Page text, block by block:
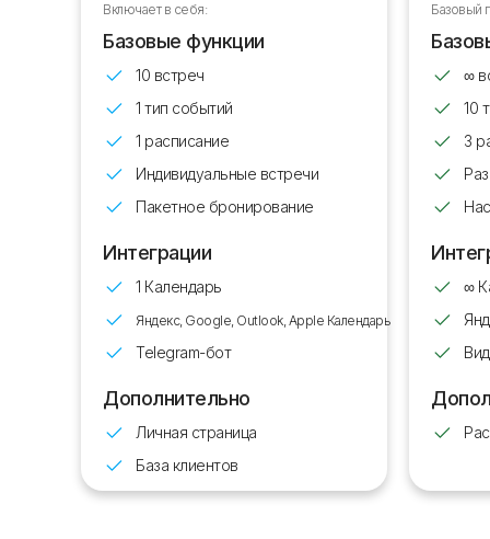
Включает в себя:
10 встреч
1 расписание
1 Календарь
Яндекс, Google, Outlook, Apple Календарь
Личная страница
База клиентов
Дополнительно
Telegram-бот
Индивидуальные встречи
Пакетное бронирование
1 тип событий
Базовые функции
Интеграции
Базовый
∞
3
∞
10